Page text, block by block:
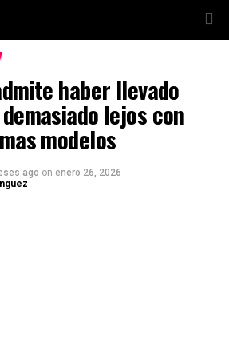
haber llevado
lejos con
modelos
ago on enero 26, 2026